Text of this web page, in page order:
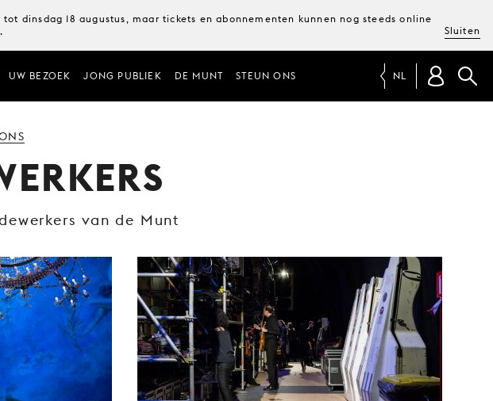
dinsdag 18 augustus, maar tickets en abonnementen kunnen nog steeds online
Sluiten
UW BEZOEK JONG PUBLIEK DE MUNT STEUN ONS NL
van de Munt